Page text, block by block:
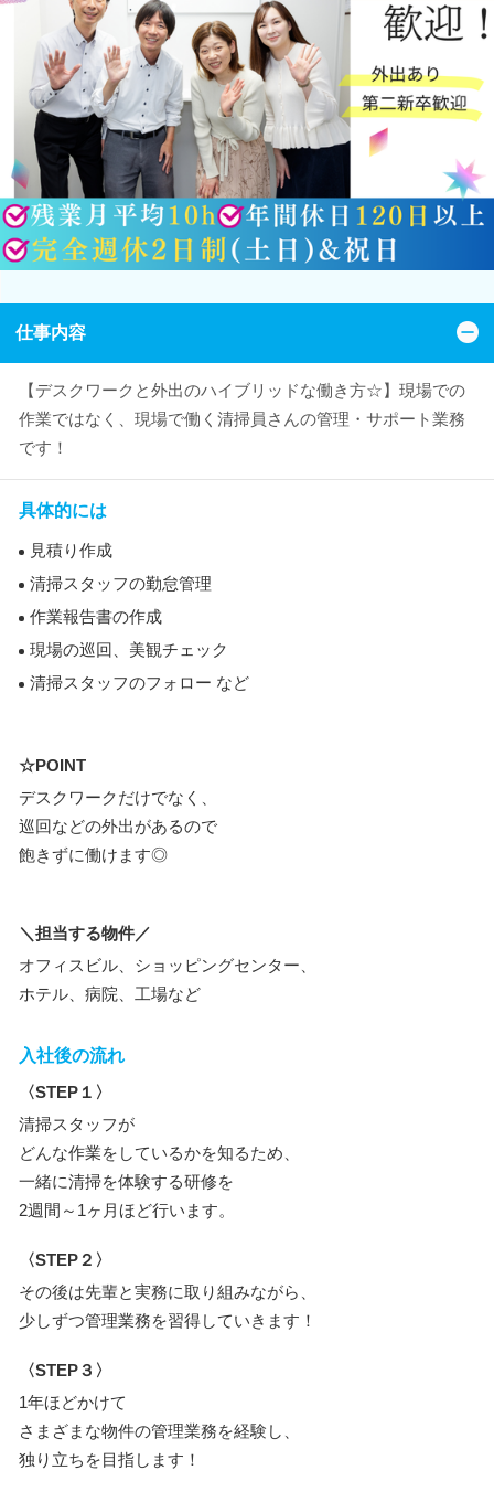
仕事内容
【デスクワークと外出のハイブリッドな働き方☆】現場での
作業ではなく、現場で働く清掃員さんの管理・サポート業務
です！
具体的には
見積り作成
清掃スタッフの勤怠管理
作業報告書の作成
現場の巡回、美観チェック
清掃スタッフのフォロー など
☆POINT
デスクワークだけでなく、
巡回などの外出があるので
飽きずに働けます◎
＼担当する物件／
オフィスビル、ショッピングセンター、
ホテル、病院、工場など
入社後の流れ
〈STEP１〉
清掃スタッフが
どんな作業をしているかを知るため、
一緒に清掃を体験する研修を
2週間～1ヶ月ほど行います。
〈STEP２〉
その後は先輩と実務に取り組みながら、
少しずつ管理業務を習得していきます！
〈STEP３〉
1年ほどかけて
さまざまな物件の管理業務を経験し、
独り立ちを目指します！